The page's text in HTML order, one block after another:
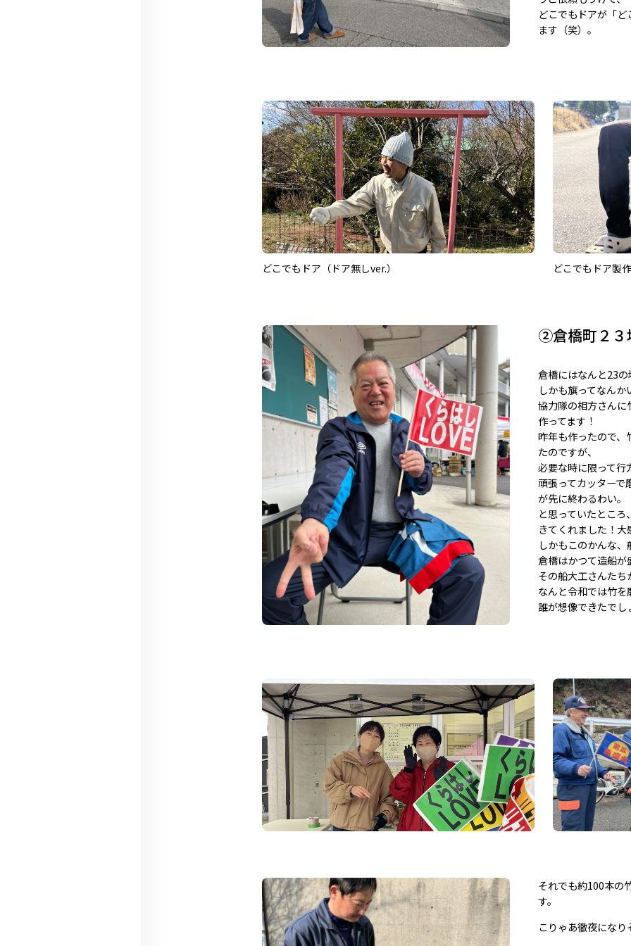
どこでもドアが「
ます（笑）。
どこでもドア（ドア無しver.） どこでもドア製
②倉橋町２３
倉橋にはなんと23
しかも旗ってなん
協力隊の相方さんに
作ってます！
昨年も作ったので、
たのですが、
必要な時に限って行
頑張ってカッターで
が先に終わるわい。
と思っていたとこ
きてくれました！大
しかもこのかんな
倉橋はかつて造船が
その船大工さんた
なんと令和では竹を
誰が想像できたでし
それでも約100本の
す。
こりゃあ徹夜にな